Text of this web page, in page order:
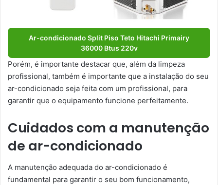
Ar-condicionado Split Piso Teto Hitachi Primairy
36000 Btus 220v
Porém, é importante destacar que, além da limpeza
profissional, também é importante que a instalação do seu
ar-condicionado seja feita com um profissional, para
garantir que o equipamento funcione perfeitamente.
Cuidados com a manutenção
de ar-condicionado
A manutenção adequada do ar-condicionado é
fundamental para garantir o seu bom funcionamento,